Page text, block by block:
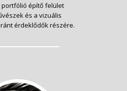
portfólió építő felület
és a vizuális
érdeklődők részére.